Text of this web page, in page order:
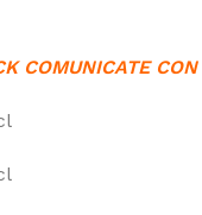
COMUNICATE